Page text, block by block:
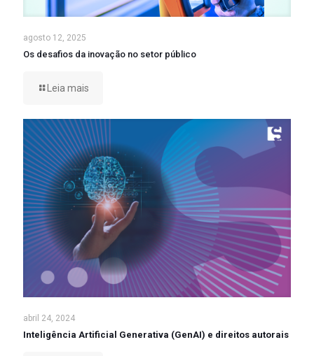
agosto 12, 2025
Os desafios da inovação no setor público
Leia mais
abril 24, 2024
Inteligência Artificial Generativa (GenAI) e direitos autorais